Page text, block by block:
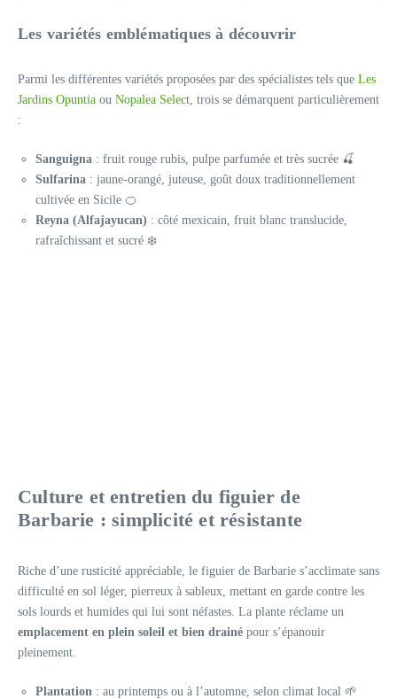
Les variétés emblématiques à découvrir
Parmi les différentes variétés proposées par des spécialistes tels que Les
Jardins Opuntia ou Nopalea Select, trois se démarquent particulièrement
:
Sanguigna : fruit rouge rubis, pulpe parfumée et très sucrée 🍒
Sulfarina : jaune-orangé, juteuse, goût doux traditionnellement
cultivée en Sicile 🍊
Reyna (Alfajayucan) : côté mexicain, fruit blanc translucide,
rafraîchissant et sucré ❄️
Culture et entretien du figuier de
Barbarie : simplicité et résistante
Riche d’une rusticité appréciable, le figuier de Barbarie s’acclimate sans
difficulté en sol léger, pierreux à sableux, mettant en garde contre les
sols lourds et humides qui lui sont néfastes. La plante réclame un
emplacement en plein soleil et bien drainé pour s’épanouir
pleinement.
Plantation : au printemps ou à l’automne, selon climat local 🌱